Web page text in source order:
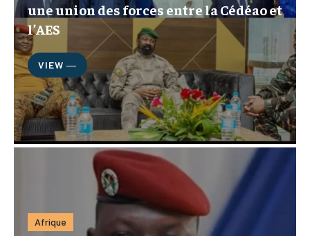
une union des forces entre la Cédéao et
l’AES
VIEW ―
Afrique